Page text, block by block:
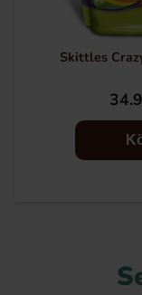
Skittles